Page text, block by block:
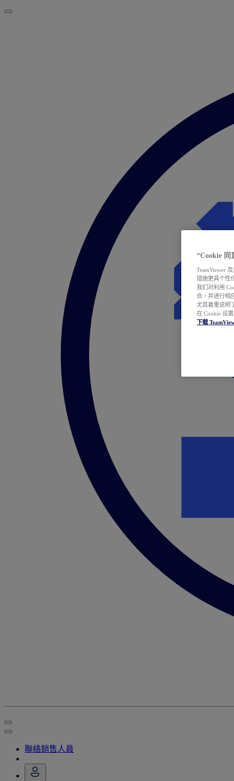
聯絡銷售人員
“Cookie 同
TeamViewer
措施更具个性
我们对利用
合，并进行相
尤其着重说明
在 Cookie 设
下载